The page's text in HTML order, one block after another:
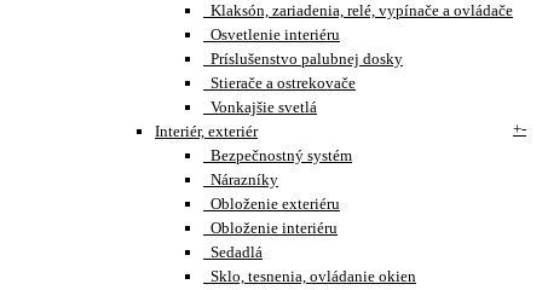
Klaksón, zariadenia, relé, vypínače a ovládače
Osvetlenie interiéru
Príslušenstvo palubnej dosky
Stierače a ostrekovače
Vonkajšie svetlá
Interiér, exteriér
+-
Bezpečnostný systém
Nárazníky
Obloženie exteriéru
Obloženie interiéru
Sedadlá
Sklo, tesnenia, ovládanie okien